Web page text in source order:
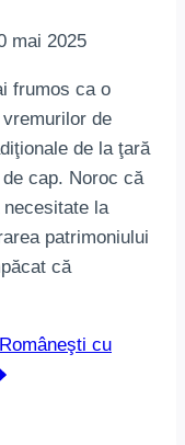
mai 2025
frumos ca o
de
de la ţară
cap. Noroc că
la
patrimoniului
că
cu